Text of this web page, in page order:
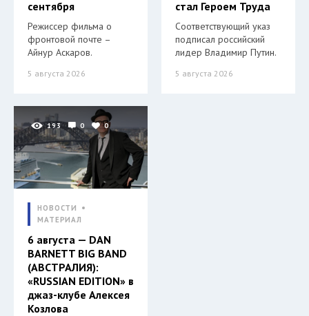
сентября
Режиссер фильма о
фронтовой почте –
Айнур Аскаров.
5 августа 2026
стал Героем Труда
Соответствующий указ
подписал российский
лидер Владимир Путин.
5 августа 2026
193 0 0
НОВОСТИ
МАТЕРИАЛ
6 августа — DAN
BARNETT BIG BAND
(АВСТРАЛИЯ):
«RUSSIAN EDITION» в
джаз-клубе Алексея
Козлова